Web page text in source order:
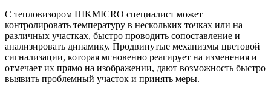
С тепловизором HIKMICRO специалист может
контролировать температуру в нескольких точках или на
различных участках, быстро проводить сопоставление и
анализировать динамику. Продвинутые механизмы цветовой
сигнализации, которая мгновенно реагирует на изменения и
отмечает их прямо на изображении, дают возможность быстро
выявить проблемный участок и принять меры.